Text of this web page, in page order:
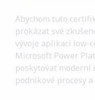
Reference
Webináře
Abychom tuto
prokázat své
vývoje aplikací low-
Microsoft Power
poskytovat
podnikové procesy